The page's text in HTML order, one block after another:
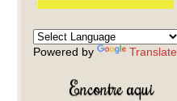
Powered by Translate
Encontre aqui